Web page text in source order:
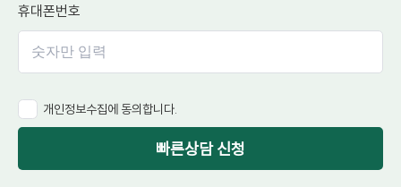
휴대폰번호
개인정보수집에 동의합니다.
빠른상담 신청